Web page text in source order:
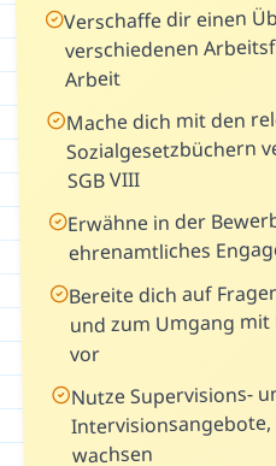
Verschaffe dir einen
verschiedenen
Arbeit
Mache dich mit den
Sozialgesetzbüchern
SGB VIII
Erwähne in der
ehrenamtliches
Bereite dich auf
und zum Umgang
vor
Nutze Supervisions-
wachsen